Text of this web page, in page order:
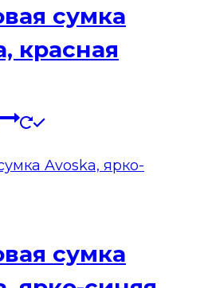
сумка
красная
сумка